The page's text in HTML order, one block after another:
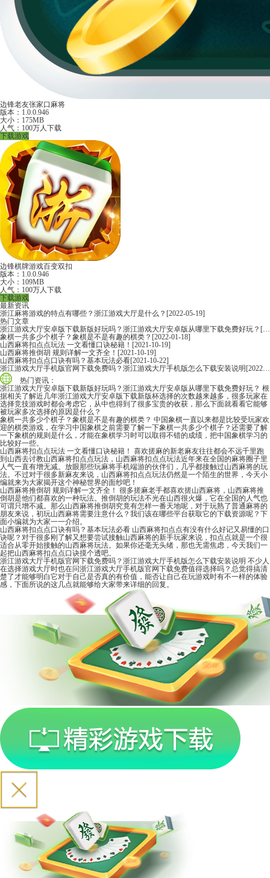
边锋老友张家口麻将
版本：1.0.0.946
大小：175MB
人气：100万人下载
下载游戏
边锋棋牌游戏百变双扣
版本：1.0.0.946
大小：109MB
人气：100万人下载
下载游戏
最新资讯
浙江麻将游戏的特点有哪些？浙江游戏大厅是什么？ [2022-05-19]
热门文章
浙江游戏大厅安卓版下载新版好玩吗？浙江游戏大厅安卓版从哪里下载免费好玩？ [2022-06-16]
象棋一共多少个棋子？象棋是不是有趣的棋类？ [2022-01-18]
山西麻将扣点点玩法 一文看懂口诀秘籍！ [2021-10-19]
山西麻将推倒胡 规则详解一文齐全！ [2021-10-19]
山西麻将扣点点口诀有吗？基本玩法必看[2021-10-22]
浙江游戏大厅手机版官网下载免费吗？浙江游戏大厅手机版怎么下载安装说明 [2022-06-16]
热门资讯：
浙江游戏大厅安卓版下载新版好玩吗？浙江游戏大厅安卓版从哪里下载免费好玩？ 根
据相关了解近几年浙江游戏大厅安卓版下载新版杯选择的次数越来越多，很多玩家在
选择竞技游戏时都会考虑它，从中也得到了很多宝贵的收获，那么下面就看看它能够
被玩家多次选择的原因是什么？
象棋一共多少个棋子？象棋是不是有趣的棋类？ 中国象棋一直以来都是比较受玩家欢
迎的棋类游戏，在学习中国象棋之前需要了解一下象棋一共多少个棋子？还需要了解
一下象棋的规则是什么，才能在象棋学习时可以取得不错的成绩，把中国象棋学习的
比较好一些。
山西麻将扣点点玩法 一文看懂口诀秘籍！ 喜欢搓麻的新老麻友往往都会不远千里跑
到山西去讨教山西麻将扣点点玩法，山西麻将扣点点玩法近年来在全国的麻将圈子里
人气一直有增无减。放眼那些玩麻将手机端游的伙伴们，几乎都接触过山西麻将的玩
法。不过对于很多新麻友来说，山西麻将扣点点玩法仍然是一个陌生的世界，今天小
编就来为大家揭开这个神秘世界的面纱吧！
山西麻将推倒胡 规则详解一文齐全！ 很多搓麻老手都喜欢搓山西麻将，山西麻将推
倒胡是他们都喜欢的一种玩法。推倒胡的玩法不光在山西很火爆，它在全国的人气也
可谓只增不减。那么山西麻将推倒胡究竟有怎样一番天地呢，对于玩熟了普通麻将的
朋友来说，初玩山西麻将需要注意什么？我们该在哪些平台获取它的下载资源呢？下
面小编就为大家一一介绍。
山西麻将扣点点口诀有吗？基本玩法必看 山西麻将扣点点有没有什么好记又易懂的口
诀呢？对于很多刚了解又想要尝试接触山西麻将的新手玩家来说，扣点点就是一个很
适合从零开始接触的山西麻将玩法。如果你还毫无头绪，那也无需焦虑，今天我们一
起把山西麻将扣点点口诀摸个透吧。
浙江游戏大厅手机版官网下载免费吗？浙江游戏大厅手机版怎么下载安装说明 不少人
在选择游戏大厅时也在问浙江游戏大厅手机版官网下载免费值得选择吗？总觉得搞清
楚了才能够明白它对于自己是否真的有价值，能否让自己在玩游戏时有不一样的体验
感，下面所说的这几点就能够给大家带来详细的回复。